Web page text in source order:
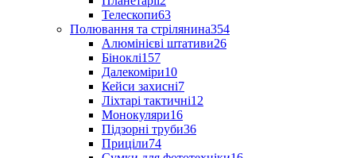
Телескопи63
Полювання та стрілянина354
Алюмінієві штативи26
Біноклі157
Далекоміри10
Кейси захисні7
Ліхтарі тактичні12
Монокуляри16
Підзорні труби36
Приціли74